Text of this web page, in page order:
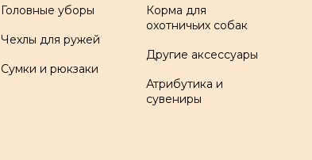
Головные уборы
Чехлы для ружей
Сумки и рюкзаки
Корма для
охотничьих собак
Другие аксессуары
Атрибутика и
сувениры